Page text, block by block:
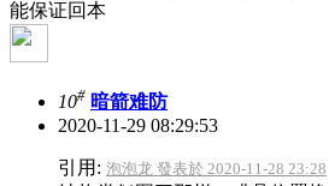
能保证回本
10# 暗箭难防
2020-11-29 08:29:53
引用: 泡泡龙 發表於 2020-11-28 23:28